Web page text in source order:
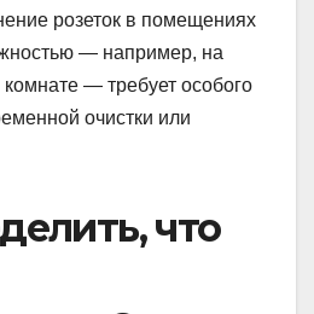
розеток в помещениях
— например, на
— требует особого
очистки или
что